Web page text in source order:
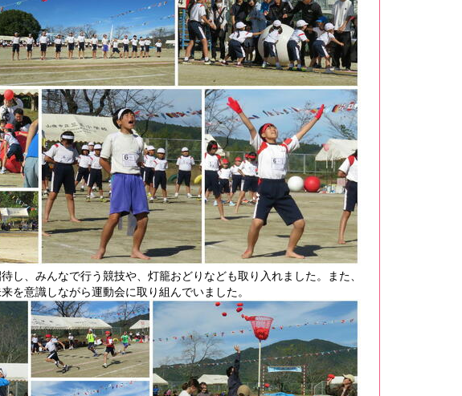
、みんなで行う競技や、灯籠おどりなども取り入れました。また、
意識しながら運動会に取り組んでいました。